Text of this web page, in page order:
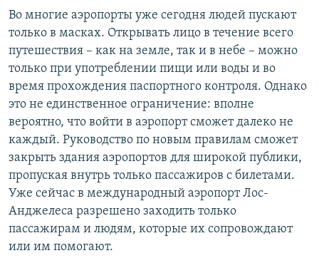
Во многие аэропорты уже сегодня людей пускают
только в масках. Открывать лицо в течение всего
путешествия – как на земле, так и в небе – можно
только при употреблении пищи или воды и во
время прохождения паспортного контроля. Однако
это не единственное ограничение: вполне
вероятно, что войти в аэропорт сможет далеко не
каждый. Руководство по новым правилам сможет
закрыть здания аэропортов для широкой публики,
пропуская внутрь только пассажиров с билетами.
Уже сейчас в международный аэропорт Лос-
Анджелеса разрешено заходить только
пассажирам и людям, которые их сопровождают
или им помогают.